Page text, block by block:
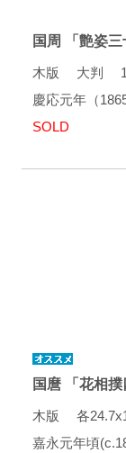
国周 「艶姿三
木版 大判
慶応元年（1865
SOLD
国麿 「花相撲
木版 各
嘉永元年頃